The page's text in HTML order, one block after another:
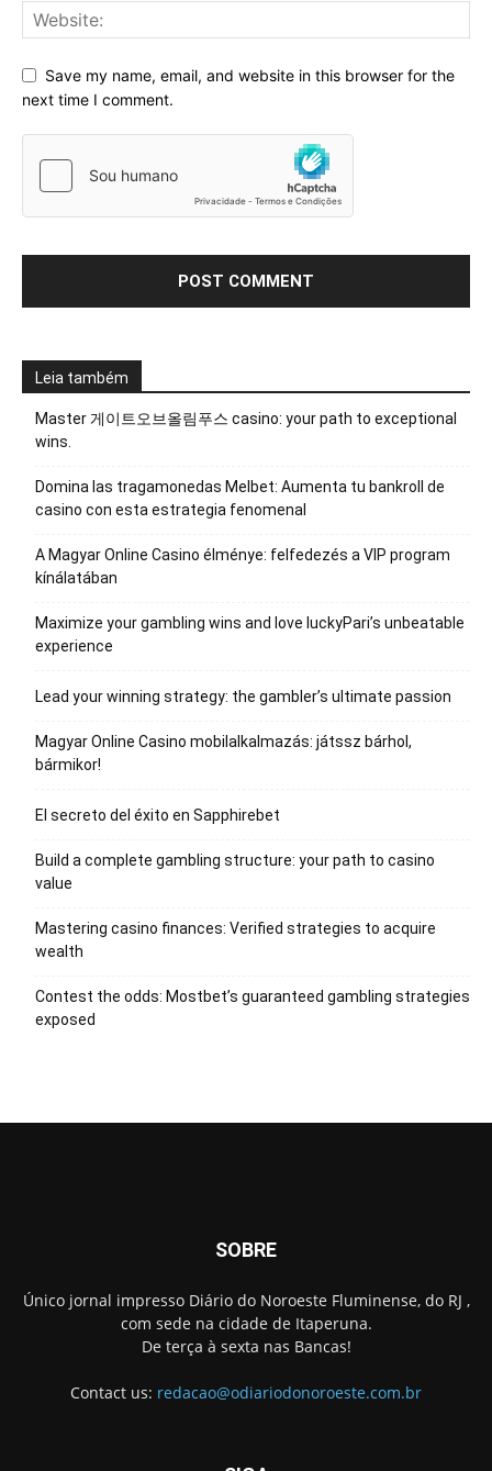
Save my name, email, and website in this browser for the
next time I comment.
Leia também
Master 게이트오브올림푸스 casino: your path to exceptional
wins.
Domina las tragamonedas Melbet: Aumenta tu bankroll de
casino con esta estrategia fenomenal
A Magyar Online Casino élménye: felfedezés a VIP program
kínálatában
Maximize your gambling wins and love luckyPari’s unbeatable
experience
Lead your winning strategy: the gambler’s ultimate passion
Magyar Online Casino mobilalkalmazás: játssz bárhol,
bármikor!
El secreto del éxito en Sapphirebet
Build a complete gambling structure: your path to casino
value
Mastering casino finances: Verified strategies to acquire
wealth
Contest the odds: Mostbet’s guaranteed gambling strategies
exposed
SOBRE
Único jornal impresso Diário do Noroeste Fluminense, do RJ ,
com sede na cidade de Itaperuna.
De terça à sexta nas Bancas!
Contact us: redacao@odiariodonoroeste.com.br